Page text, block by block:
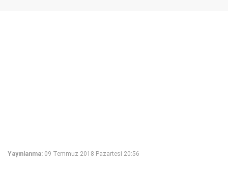
Yayınlanma: 09 Temmuz 2018 Pazartesi 20:56